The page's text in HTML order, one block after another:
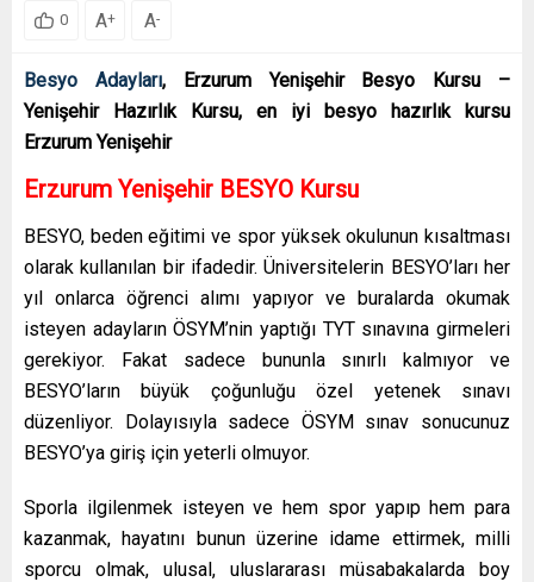
0 A+ A-
Besyo Adayları, Erzurum Yenişehir Besyo Kursu –
Yenişehir Hazırlık Kursu, en iyi besyo hazırlık kursu
Erzurum Yenişehir
Erzurum Yenişehir BESYO Kursu
BESYO, beden eğitimi ve spor yüksek okulunun kısaltması
olarak kullanılan bir ifadedir. Üniversitelerin BESYO’ları her
yıl onlarca öğrenci alımı yapıyor ve buralarda okumak
isteyen adayların ÖSYM’nin yaptığı TYT sınavına girmeleri
gerekiyor. Fakat sadece bununla sınırlı kalmıyor ve
BESYO’ların büyük çoğunluğu özel yetenek sınavı
düzenliyor. Dolayısıyla sadece ÖSYM sınav sonucunuz
BESYO’ya giriş için yeterli olmuyor.
Sporla ilgilenmek isteyen ve hem spor yapıp hem para
kazanmak, hayatını bunun üzerine idame ettirmek, milli
sporcu olmak, ulusal, uluslararası müsabakalarda boy